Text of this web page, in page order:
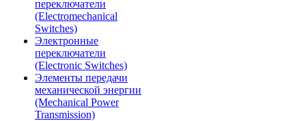
переключатели
(Electromechanical
Switches)
Электронные
переключатели
(Electronic Switches)
Элементы передачи
механической энергии
(Mechanical Power
Transmission)